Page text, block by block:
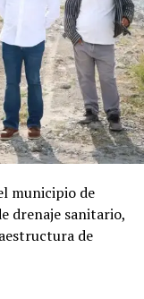
municipio de
drenaje sanitario,
de